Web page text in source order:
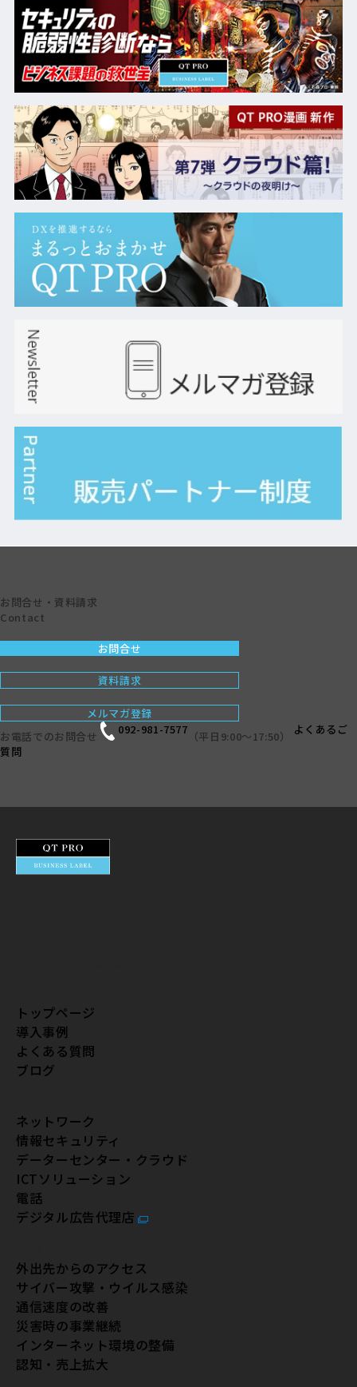
お問合せ・資料請求
Contact
お問合せ
資料請求
メルマガ登録
お電話でのお問合せ
092-981-7577 （平日9:00〜17:50）
よくあるご
質問
トップページ
導入事例
よくある質問
ブログ
ネットワーク
情報セキュリティ
データーセンター・クラウド
ICTソリューション
電話
デジタル広告代理店
外出先からのアクセス
サイバー攻撃・ウイルス感染
通信速度の改善
災害時の事業継続
インターネット環境の整備
認知・売上拡大